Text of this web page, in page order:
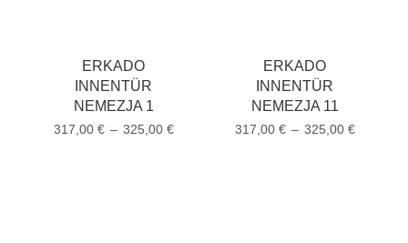
ERKADO
INNENTÜR
NEMEZJA 1
317,00 € – 325,00 €
ERKADO
INNENTÜR
NEMEZJA 11
317,00 € – 325,00 €